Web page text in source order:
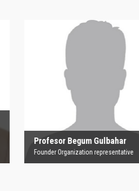
Profesor Begum Gulbahar
Founder Organization representative
Profesor Begum
Gulbahar
Founder Organization representative